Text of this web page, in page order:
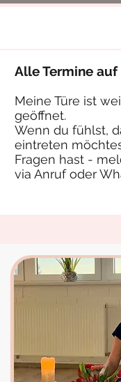
Alle Termine auf
Meine Türe ist
geöffnet.
Wenn du fühlst,
eintreten
Fragen hast -
via Anruf oder